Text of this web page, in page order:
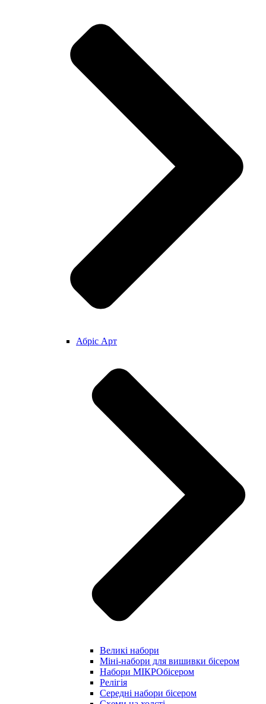
Абріс Арт
Великі набори
Міні-набори для вишивки бісером
Набори МІКРОбісером
Релігія
Середні набори бісером